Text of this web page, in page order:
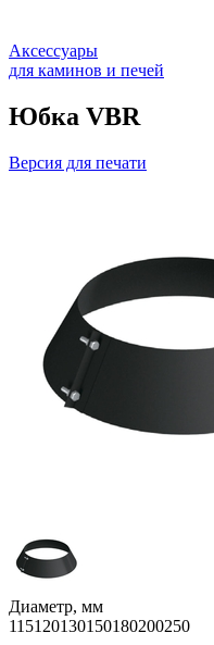
Аксессуары
для каминов и печей
Юбка VBR
Версия для печати
Диаметр, мм
115120130150180200250